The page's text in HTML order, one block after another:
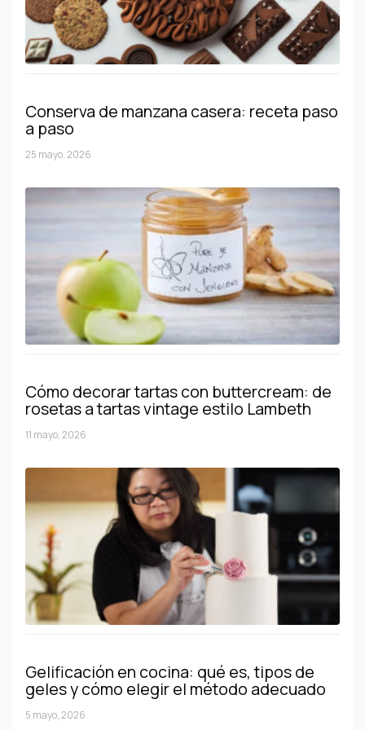
Conserva de manzana casera: receta paso
a paso
25 mayo, 2026
Cómo decorar tartas con buttercream: de
rosetas a tartas vintage estilo Lambeth
11 mayo, 2026
Gelificación en cocina: qué es, tipos de
geles y cómo elegir el método adecuado
5 mayo, 2026